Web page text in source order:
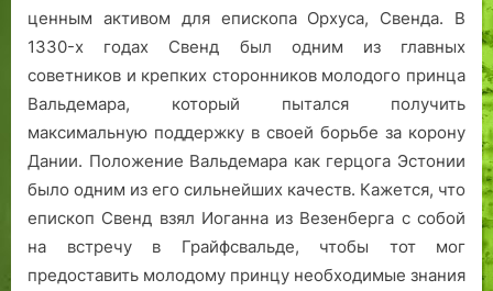
ценным активом для епископа Орхуса, Свенда. В
1330-х годах Свенд был одним из главных
советников и крепких сторонников молодого принца
Вальдемара, который пытался получить
максимальную поддержку в своей борьбе за корону
Дании. Положение Вальдемара как герцога Эстонии
было одним из его сильнейших качеств. Кажется, что
епископ Свенд взял Иоганна из Везенберга с собой
на встречу в Грайфсвальде, чтобы тот мог
предоставить молодому принцу необходимые знания